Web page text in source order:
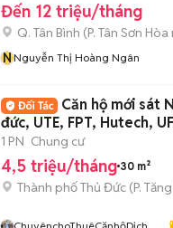
Đến 12 triệu/tháng
Q. Tân Bình (P. Tân Sơn Hòa
NNguyễn Thị Hoàng Ngân
Căn hộ mới sát
đức, UTE, FPT, Hutech,
Khu CNC Q9
1 PN Chung cư
4,5 triệu/tháng 30 m²
Thành phố Thủ Đức (P.
ChuyênchoThuêCănhộDịchvụ